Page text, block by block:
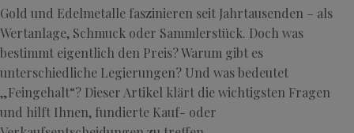
Gold und Edelmetalle faszinieren seit Jahrtausenden – als
Wertanlage, Schmuck oder Sammlerstück. Doch was
bestimmt eigentlich den Preis? Warum gibt es
unterschiedliche Legierungen? Und was bedeutet
„Feingehalt“? Dieser Artikel klärt die wichtigsten Fragen
und hilft Ihnen, fundierte Kauf- oder